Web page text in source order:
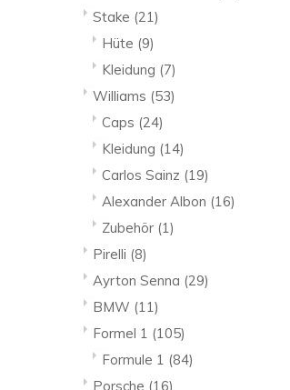
Stake (21)
Hüte (9)
Kleidung (7)
Williams (53)
Caps (24)
Kleidung (14)
Carlos Sainz (19)
Alexander Albon (16)
Zubehör (1)
Pirelli (8)
Ayrton Senna (29)
BMW (11)
Formel 1 (105)
Formule 1 (84)
Porsche (16)